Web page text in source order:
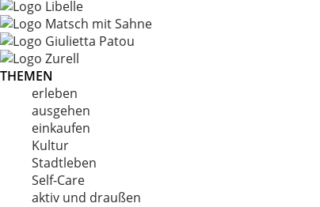
THEMEN
erleben
ausgehen
einkaufen
Kultur
Stadtleben
Self-Care
aktiv und draußen